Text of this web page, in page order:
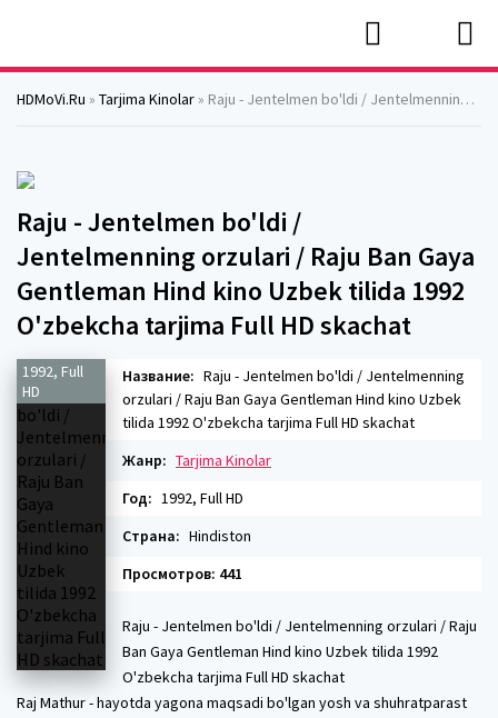
HDMoVi.Ru » Tarjima Kinolar » Raju - Jentelmen bo'ldi / Jentelmenning orzulari / Raju Ban Gaya Gentleman Hind kino Uzbek tilida 1992 O'zbekcha tarjima Full HD skachat
Raju - Jentelmen bo'ldi /
Jentelmenning orzulari / Raju Ban Gaya
Gentleman Hind kino Uzbek tilida 1992
O'zbekcha tarjima Full HD skachat
1992, Full
HD
Название: Raju - Jentelmen bo'ldi / Jentelmenning
orzulari / Raju Ban Gaya Gentleman Hind kino Uzbek
tilida 1992 O'zbekcha tarjima Full HD skachat
Жанр: Tarjima Kinolar
Год: 1992, Full HD
Страна: Hindiston
Просмотров: 441
Raju - Jentelmen bo'ldi / Jentelmenning orzulari / Raju
Ban Gaya Gentleman Hind kino Uzbek tilida 1992
O'zbekcha tarjima Full HD skachat
Raj Mathur - hayotda yagona maqsadi bo'lgan yosh va shuhratparast